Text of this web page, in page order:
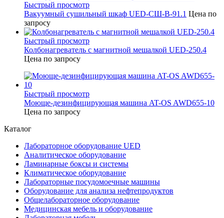
Быстрый просмотр
Вакуумный сушильный шкаф UED-СШ-В-91.1 Цена по
запросу
Быстрый просмотр
Колбонагреватель с магнитной мешалкой UED-250.4
Цена по запросу
Быстрый просмотр
Моюще-дезинфицирующая машина AT-OS AWD655-10
Цена по запросу
Каталог
Лабораторное оборудование UED
Аналитическое оборудование
Ламинарные боксы и системы
Климатическое оборудование
Лабораторные посудомоечные машины
Оборудование для анализа нефтепродуктов
Общелабораторное оборудование
Медицинская мебель и оборудование